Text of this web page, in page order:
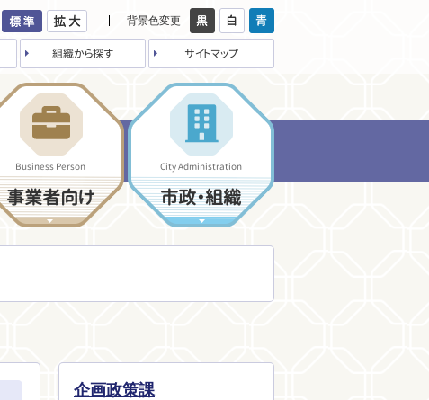
背景色変更
組織から探す サイトマップ
Business Person
事業者向け
City Administration
市政・組織
企画政策課